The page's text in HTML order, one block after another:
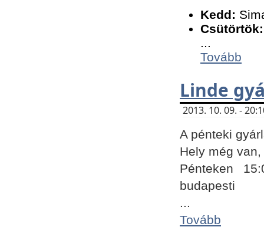
Kedd:
Csütörtök:
...
Tovább
Linde
2013. 10. 09. -
A pénteki
Hely még
Pénteken
budapesti
...
Tovább